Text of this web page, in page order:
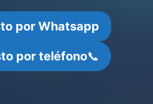
por Whatsapp
por teléfono📞